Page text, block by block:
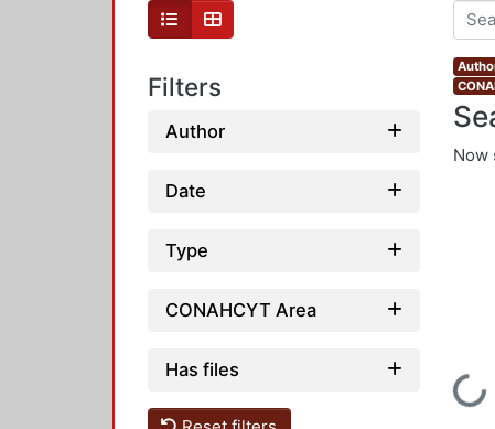
Filters
Author
Date
Type
CONAHCYT Area
Has files
Now
Loading...